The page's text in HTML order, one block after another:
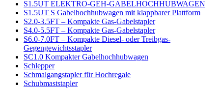
S1.5UT ELEKTRO-GEH-GABELHOCHHUBWAGEN
S1.5UT S Gabelhochhubwagen mit klappbarer Plattform
S2.0-3.5FT – Kompakte Gas-Gabelstapler
S4.0-5.5FT – Kompakte Gas-Gabelstapler
S6.0-7.0FT – Kompakte Diesel- oder Treibgas-
Gegengewichtsstapler
SC1.0 Kompakter Gabelhochhubwagen
Schlepper
Schmalgangstapler für Hochregale
Schubmaststapler